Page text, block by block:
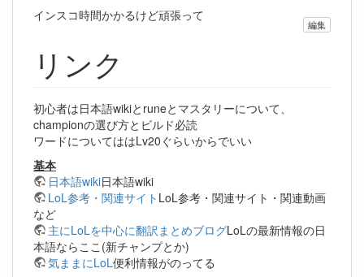
インスコ時間かかるけど頑張って
編集
リンク
初心者は日本語wikiとruneとマスタリーについて、
championの選び方とビルド必読
ワードについてははLv20ぐらいからでいい
基本
日本語wiki日本語wiki
LoL参考・関連サイト LoL参考・関連サイト・関連動画
など
主にLoLを中心に翻訳まとめブログLoLの最新情報の日
本語ならここ(新チャンプとか)
気ままにLoL便利情報がのってる